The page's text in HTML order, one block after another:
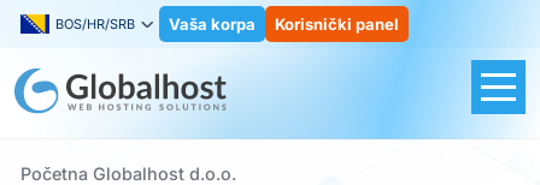
BOS/HR/SRB Vaša korpa Korisnički panel
Početna Globalhost d.o.o.